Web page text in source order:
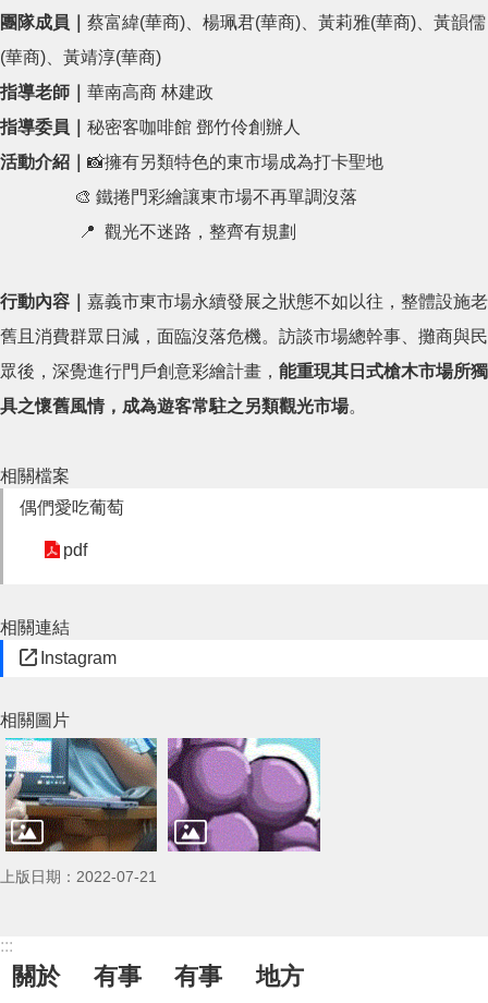
團隊成員｜ 蔡富緯(華商)、楊珮君(華商)、黃莉雅(華商)、黃韻儒
(華商)、黃靖淳(華商)
指導老師｜ 華南高商 林建政
指導委員｜ 秘密客咖啡館 鄧竹伶創辦人
活動介紹｜ 📸擁有另類特色的東市場成為打卡聖地
🎨 鐵捲門彩繪讓東市場不再單調沒落
📍 觀光不迷路，整齊有規劃
行動內容｜ 嘉義市東市場永續發展之狀態不如以往，整體設施老
舊且消費群眾日減，面臨沒落危機。訪談市場總幹事、攤商與民
眾後，深覺進行門戶創意彩繪計畫， 能重現其日式槍木市場所獨
具之懷舊風情，成為遊客常駐之另類觀光市場。
相關檔案
偶們愛吃葡萄
pdf
相關連結
Instagram
相關圖片
上版日期：2022-07-21
:::
關於
有事
有事
地方